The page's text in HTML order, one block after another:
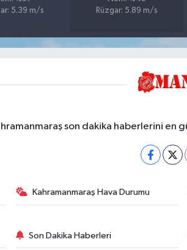
5.39 m/s
Rüzgar: 5.89 m/s
son dakika haberlerini en
Kahramanmaraş Hava Durumu
Son Dakika Haberleri